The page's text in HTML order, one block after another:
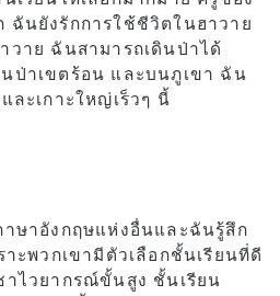
ฉันยังรักการใช้ชีวิตในฮาวาย
วาย ฉันสามารถเดินป่าได้
ป่าเขตร้อน และบนภูเขา ฉัน
ละเกาะใหญ่เร็วๆ นี้
าษาอังกฤษแห่งอื่นและฉันรู้สึก
ะพวกเขามีตัวเลือกชั้นเรียนที่ดี
ไวยากรณ์ขั้นสูง ชั้นเรียน